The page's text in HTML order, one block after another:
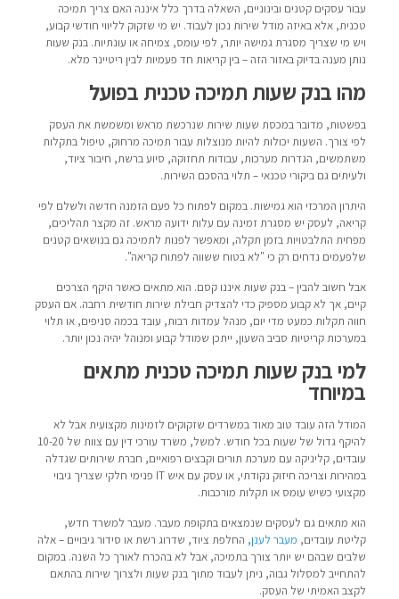
עבור עסקים קטנים ובינוניים, השאלה בדרך כלל איננה האם צריך תמיכה
טכנית, אלא באיזה מודל שירות נכון לעבוד. יש מי שזקוק לליווי חודשי קבוע,
ויש מי שצריך מסגרת גמישה יותר, לפי עומס, צמיחה או עונתיות. בנק שעות
נותן מענה בדיוק באזור הזה – בין קריאות חד פעמיות לבין ריטיינר מלא.
מהו בנק שעות תמיכה טכנית בפועל
בפשטות, מדובר במכסת שעות שירות שנרכשת מראש ומשמשת את העסק
לפי צורך. השעות יכולות להיות מנוצלות עבור תמיכה מרחוק, טיפול בתקלות
משתמשים, הגדרות מערכות, עבודות תחזוקה, סיוע ברשת, חיבור ציוד,
ולעיתים גם ביקורי טכנאי – תלוי בהסכם השירות.
היתרון המרכזי הוא גמישות. במקום לפתוח כל פעם הזמנה חדשה ולשלם לפי
קריאה, לעסק יש מסגרת זמינה עם עלות ידועה מראש. זה מקצר תהליכים,
מפחית התלבטויות בזמן תקלה, ומאפשר לפנות לתמיכה גם בנושאים קטנים
שלפעמים נדחים רק כי "לא בטוח ששווה לפתוח קריאה".
אבל חשוב להבין – בנק שעות איננו קסם. הוא מתאים כאשר היקף הצרכים
קיים, אך לא קבוע מספיק כדי להצדיק חבילת שירות חודשית רחבה. אם העסק
חווה תקלות כמעט מדי יום, מנהל עמדות רבות, עובד בכמה סניפים, או תלוי
במערכות קריטיות סביב השעון, ייתכן שמודל קבוע ומנוהל יהיה נכון יותר.
למי בנק שעות תמיכה טכנית מתאים
במיוחד
המודל הזה עובד טוב מאוד במשרדים שזקוקים לזמינות מקצועית אבל לא
להיקף גדול של שעות בכל חודש. למשל, משרד עורכי דין עם צוות של 10-20
עובדים, קליניקה עם מערכת תורים וקבצים רפואיים, חברת שירותים שגדלה
במהירות וצריכה חיזוק נקודתי, או עסק עם איש IT פנימי חלקי שצריך גיבוי
מקצועי כשיש עומס או תקלות מורכבות.
הוא מתאים גם לעסקים שנמצאים בתקופת מעבר. מעבר למשרד חדש,
קליטת עובדים, מעבר לענן, החלפת ציוד, שדרוג רשת או סידור גיבויים – אלה
שלבים שבהם יש יותר צורך בתמיכה, אבל לא בהכרח לאורך כל השנה. במקום
להתחייב למסלול גבוה, ניתן לעבוד מתוך בנק שעות ולצרוך שירות בהתאם
לקצב האמיתי של העסק.